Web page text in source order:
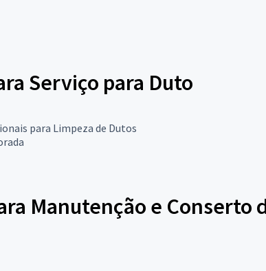
Serviço para Duto
para Limpeza de Dutos
Manutenção e Conserto